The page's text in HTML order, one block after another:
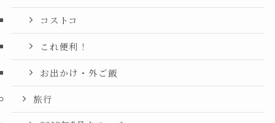
コストコ
これ便利！
お出かけ・外ご飯
旅行